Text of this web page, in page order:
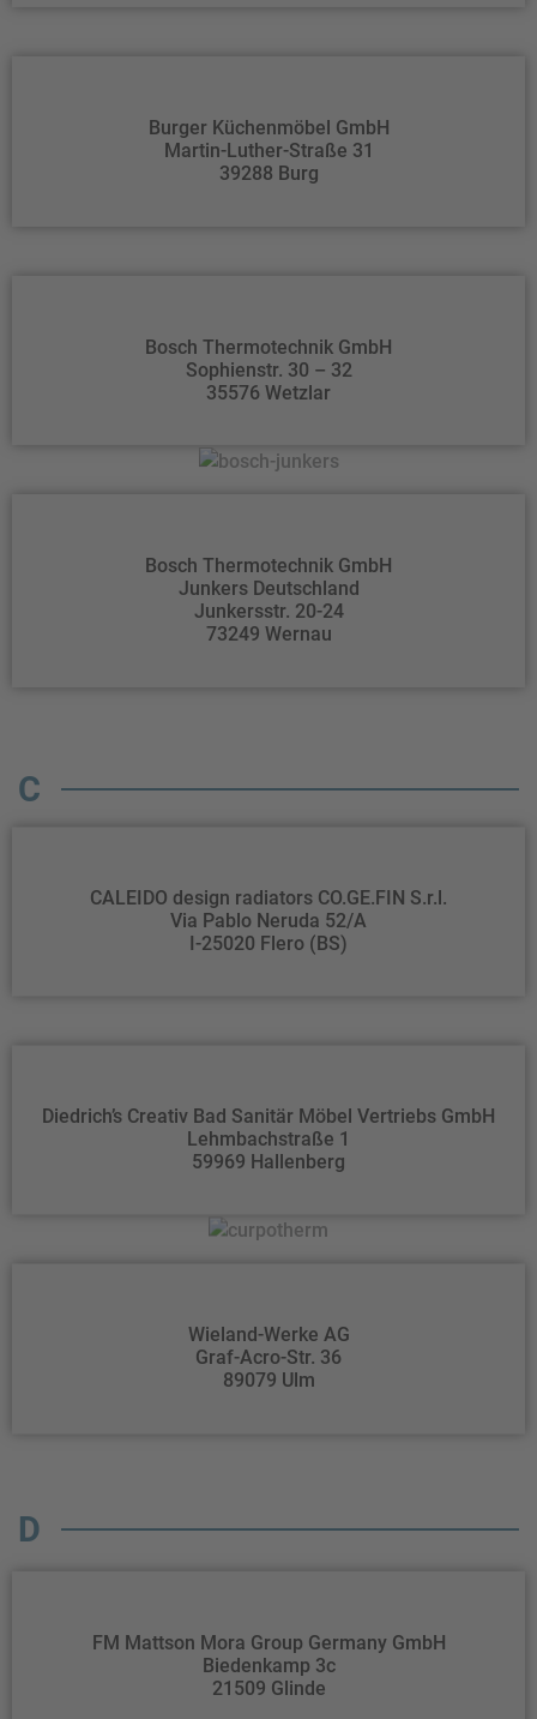
Burger Küchenmöbel GmbH
Martin-Luther-Straße 31
39288 Burg
Bosch Thermotechnik GmbH
Sophienstr. 30 – 32
35576 Wetzlar
Bosch Thermotechnik GmbH
Junkers Deutschland
Junkersstr. 20-24
73249 Wernau
C
CALEIDO design radiators CO.GE.FIN S.r.l.
Via Pablo Neruda 52/A
I-25020 Flero (BS)
Diedrich’s Creativ Bad Sanitär Möbel Vertriebs GmbH
Lehmbachstraße 1
59969 Hallenberg
Wieland-Werke AG
Graf-Acro-Str. 36
89079 Ulm
D
FM Mattson Mora Group Germany GmbH
Biedenkamp 3c
21509 Glinde